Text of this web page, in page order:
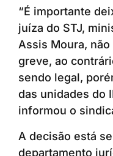
“É importante
juíza do STJ,
Assis Moura,
greve, ao
sendo legal,
das unidades do
informou o
A decisão está
departamento